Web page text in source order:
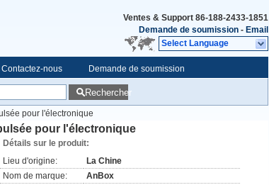
Ventes & Support 86-188-2433-1851
Demande de soumission - Email
Select Language
Contactez-nous Demande de soumission
Rechercher
pour l'électronique
pour l'électronique
Détails sur le produit:
Lieu d'origine:
La Chine
Nom de marque:
AnBox